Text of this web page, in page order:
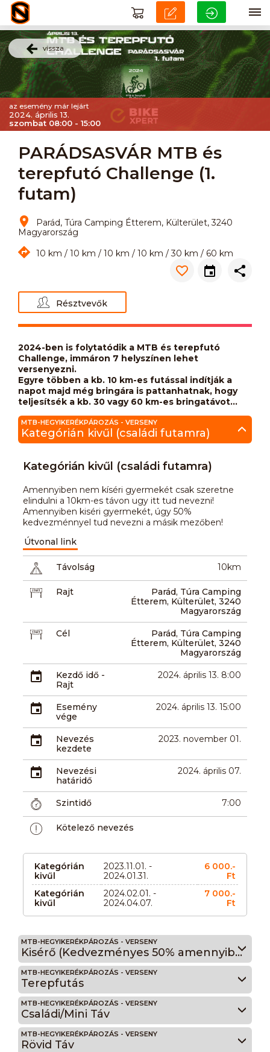
vissza
az esemény már lejárt
2024. április 13.
szombat 08:00 - 15:00
PARÁDSASVÁR MTB és
terepfutó Challenge (1.
futam)
Parád, Túra Camping Étterem, Külterület, 3240
Magyarország
10 km / 10 km / 10 km / 10 km / 30 km / 60 km
Résztvevők
2024-ben is folytatódik a MTB és terepfutó
Challenge, immáron 7 helyszínen lehet
versenyezni.
Egyre többen a kb. 10 km-es futással indítják a
napot majd még bringára is pattanhatnak, hogy
teljesítsék a kb. 30 vagy 60 km-es bringatávot...
MTB-HEGYIKERÉKPÁROZÁS - VERSENY
Kategórián kivűl (családi futamra)
Kategórián kivűl (családi futamra)
Amennyiben nem kíséri gyermekét csak szeretne
elindulni a 10km-es távon ugy itt tud nevezni!
Amennyiben kiséri gyermekét, úgy 50%
kedvezménnyel tud nevezni a másik mezőben!
Útvonal link
Távolság 10km
Rajt
Parád, Túra Camping
Étterem, Külterület, 3240
Magyarország
Cél
Parád, Túra Camping
Étterem, Külterület, 3240
Magyarország
Kezdő idő -
Rajt
2024. április 13. 8:00
Esemény
vége
2024. április 13. 15:00
Nevezés
kezdete
2023. november 01.
Nevezési
határidő
2024. április 07.
Szintidő 7:00
Kötelező nevezés
Kategórián
kivűl
2023.11.01. -
2024.01.31.
6 000.-
Ft
Kategórián
kivűl
2024.02.01. -
2024.04.07.
7 000.-
Ft
MTB-HEGYIKERÉKPÁROZÁS - VERSENY
Kisérő (Kedvezményes 50% amennyiben kísérem gyermekem, családi futamra)
MTB-HEGYIKERÉKPÁROZÁS - VERSENY
Terepfutás
MTB-HEGYIKERÉKPÁROZÁS - VERSENY
Családi/Mini Táv
MTB-HEGYIKERÉKPÁROZÁS - VERSENY
Rövid Táv